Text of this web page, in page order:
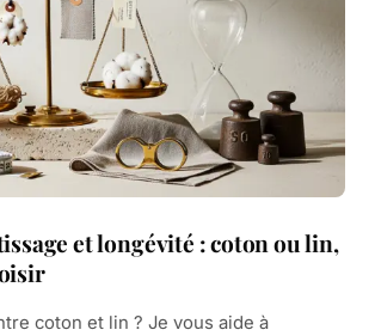
et longévité : coton ou lin,
coton et lin ? Je vous aide à